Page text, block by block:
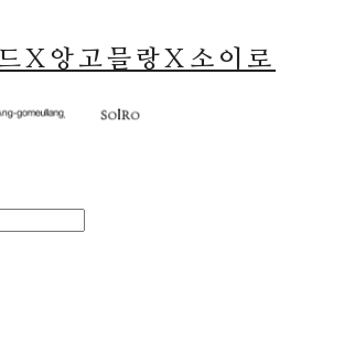
X앙고믈랑X소이로